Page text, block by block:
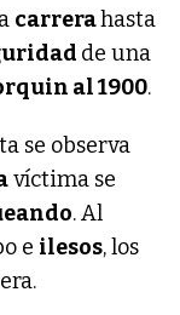
carrerahasta
de una
al 1900.
se observa
víctima se
. Al
e ilesos, los